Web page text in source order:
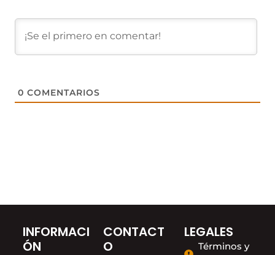
0 COMENTARIOS
INFORMACI
ÓN
CONTACT
O
LEGALES
Términos y